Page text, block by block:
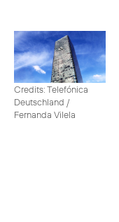
Credits: Telefónica
Deutschland /
Fernanda Vilela